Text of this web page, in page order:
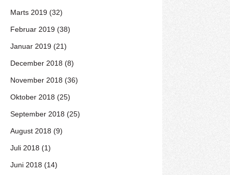
Marts 2019 (32)
Februar 2019 (38)
Januar 2019 (21)
December 2018 (8)
November 2018 (36)
Oktober 2018 (25)
September 2018 (25)
August 2018 (9)
Juli 2018 (1)
Juni 2018 (14)